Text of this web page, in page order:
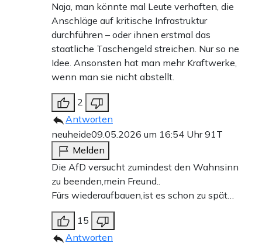
Naja, man könnte mal Leute verhaften, die
Anschläge auf kritische Infrastruktur
durchführen – oder ihnen erstmal das
staatliche Taschengeld streichen. Nur so ne
Idee. Ansonsten hat man mehr Kraftwerke,
wenn man sie nicht abstellt.
2
Antworten
neuheide09.05.2026 um 16:54 Uhr91T
Melden
Die AfD versucht zumindest den Wahnsinn
zu beenden,mein Freund..
Fürs wiederaufbauen,ist es schon zu spät…
15
Antworten